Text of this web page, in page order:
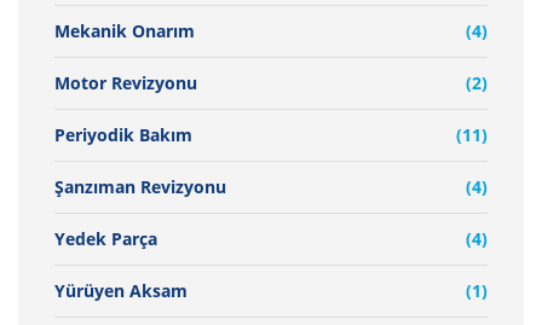
Mekanik Onarım (4)
Motor Revizyonu (2)
Periyodik Bakım (11)
Şanzıman Revizyonu (4)
Yedek Parça (4)
Yürüyen Aksam (1)